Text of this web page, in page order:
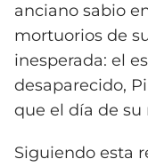
anciano sabio
mortuorios de
inesperada: el
desaparecido,
que el día de su
Siguiendo esta